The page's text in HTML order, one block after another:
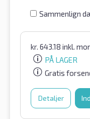
Sammenlign
kr. 643.18 inkl.
PÅ LAGER
Gratis
Detaljer